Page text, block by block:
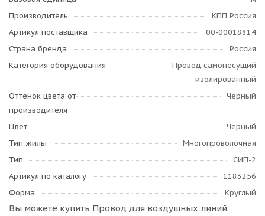
Производитель
КПП Россия
Артикул поставщика
00-00018814
Страна бренда
Россия
Категория оборудования
Провод самонесущий
изолированный
Оттенок цвета от
производителя
Черный
Цвет
Черный
Тип жилы
Многопроволочная
Тип
СИП-2
Артикул по каталогу
1183256
Форма
Круглый
Вы можете купить Провод для воздушных линий